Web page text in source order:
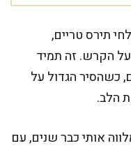
תירס טריים,
הקרש. זה תמיד
כשהסיר הגדול על
הלב.
אותי כבר שנים, עם